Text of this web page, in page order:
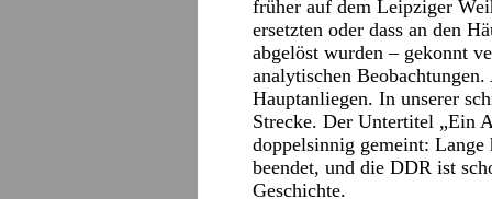
früher auf dem Leipziger
ersetzten oder dass an den
abgelöst wurden – gekonnt
analytischen
Hauptanliegen. In unserer
Strecke. Der Untertitel „Ein
doppelsinnig gemeint:
beendet, und die DDR ist
Geschichte.